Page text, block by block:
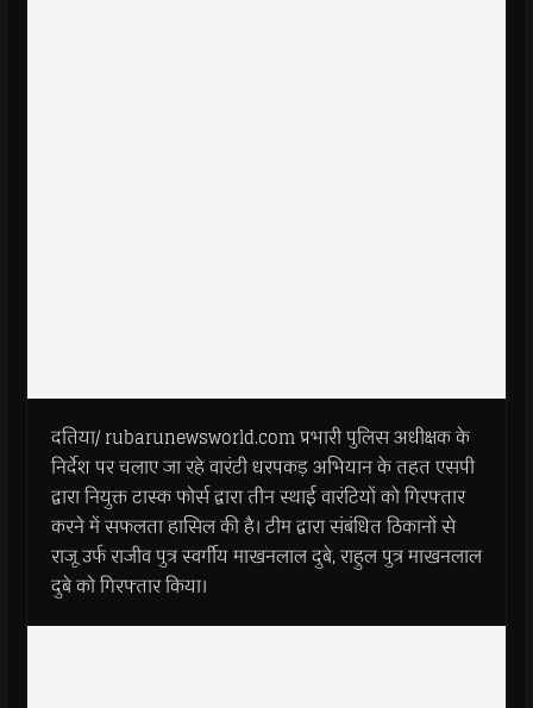
दतिया/ rubarunewsworld.com प्रभारी पुलिस अधीक्षक के
निर्देश पर चलाए जा रहे वारंटी धरपकड़ अभियान के तहत एसपी
द्वारा नियुक्त टास्क फोर्स द्वारा तीन स्थाई वारंटियों को गिरफ्तार
करने में सफलता हासिल की है। टीम द्वारा संबंधित ठिकानों से
राजू उर्फ राजीव पुत्र स्वर्गीय माखनलाल दुबे, राहुल पुत्र माखनलाल
दुबे को गिरफ्तार किया।